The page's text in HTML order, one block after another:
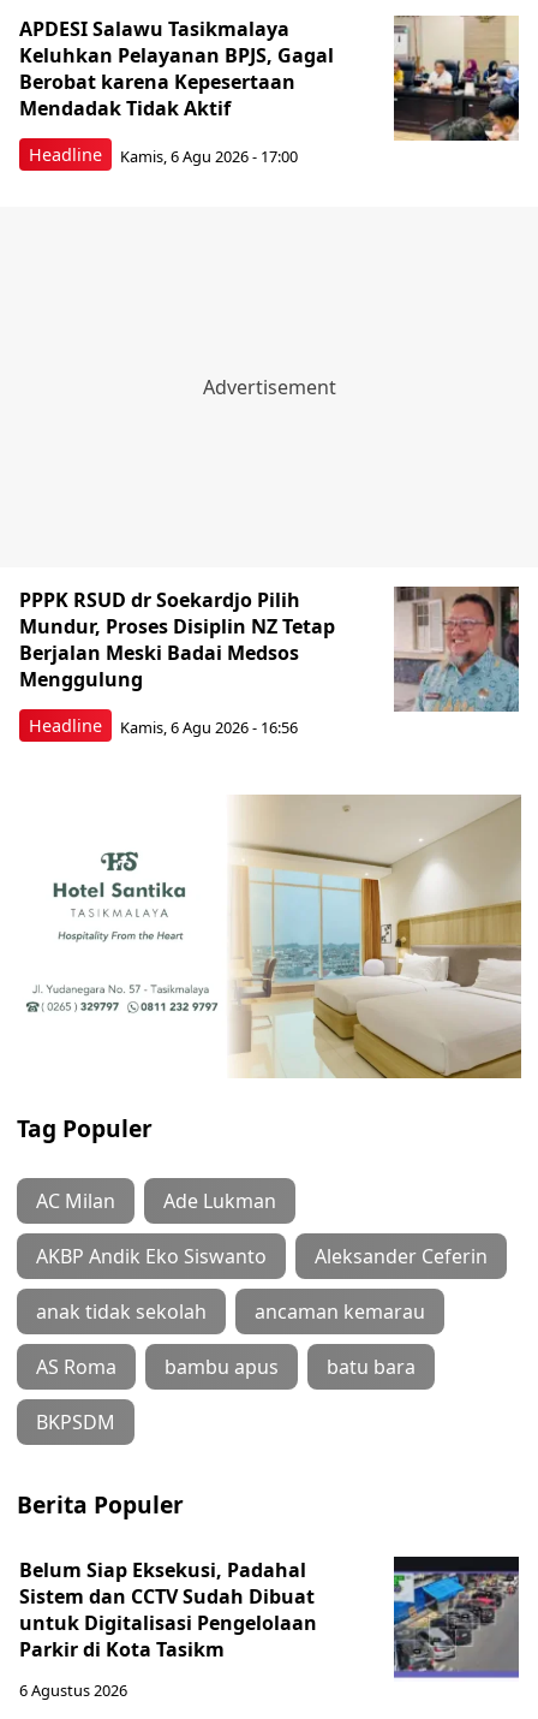
Headline
APDESI Salawu Tasikmalaya
Keluhkan Pelayanan BPJS, Gagal
Berobat karena Kepesertaan
Mendadak Tidak Aktif
Kamis, 6 Agu 2026 - 17:00
Headline
PPPK RSUD dr Soekardjo Pilih
Mundur, Proses Disiplin NZ Tetap
Berjalan Meski Badai Medsos
Menggulung
Kamis, 6 Agu 2026 - 16:56
Tag Populer
AC Milan Ade Lukman
AKBP Andik Eko Siswanto Aleksander Ceferin
anak tidak sekolah ancaman kemarau
AS Roma bambu apus batu bara
BKPSDM
Berita Populer
Belum Siap Eksekusi, Padahal
Sistem dan CCTV Sudah Dibuat
untuk Digitalisasi Pengelolaan
Parkir di Kota Tasikm
6 Agustus 2026